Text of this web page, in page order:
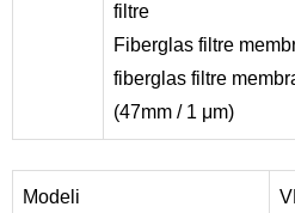
filtre
Fiberglas filtre
fiberglas filtre
(47mm / 1 μm)
Modeli